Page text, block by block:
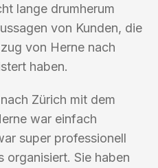
lange drumherum
von Kunden, die
von Herne nach
haben.
Zürich mit dem
war einfach
super professionell
organisiert. Sie haben